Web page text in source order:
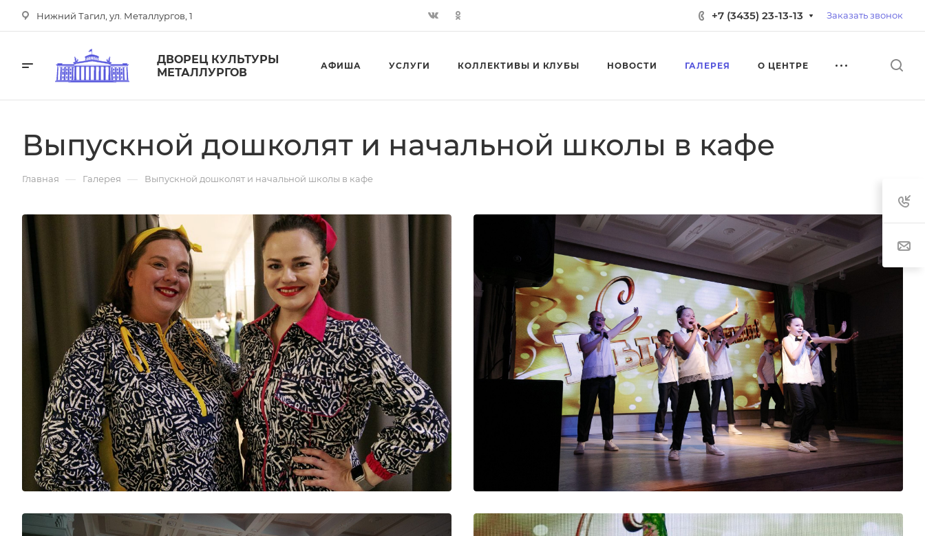
Нижний Тагил, ул. Металлургов, 1 +7 (3435) 23-13-13 Заказать звонок
ДВОРЕЦ КУЛЬТУРЫ
МЕТАЛЛУРГОВ
АФИША УСЛУГИ КОЛЛЕКТИВЫ И КЛУБЫ НОВОСТИ ГАЛЕРЕЯ О ЦЕНТРЕ
Выпускной дошколят и начальной школы в кафе
Главная — Галерея — Выпускной дошколят и начальной школы в кафе